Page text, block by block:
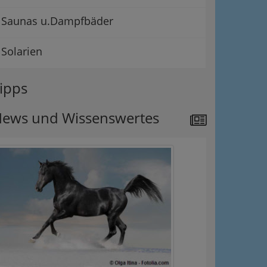
Saunas u.Dampfbäder
Solarien
und Wissenswertes